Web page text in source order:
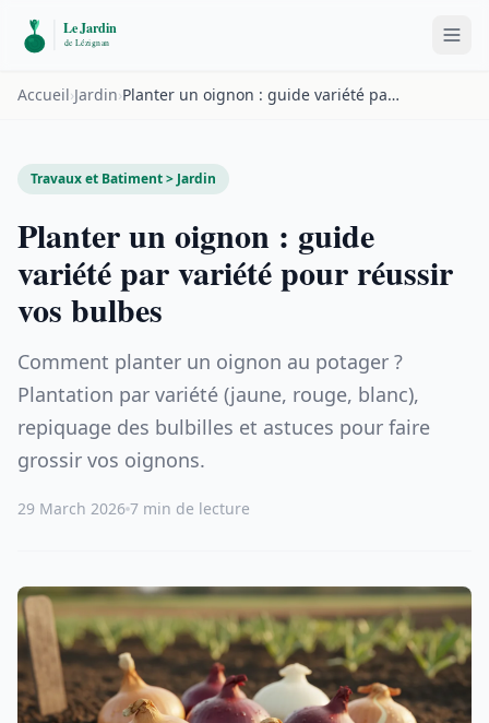
Accueil›Jardin› Planter un oignon : guide variété par variété pour réussir vos bulbes
Travaux et Batiment > Jardin
Planter un oignon : guide
variété par variété pour réussir
vos bulbes
Comment planter un oignon au potager ?
Plantation par variété (jaune, rouge, blanc),
repiquage des bulbilles et astuces pour faire
grossir vos oignons.
29 March 2026 7 min de lecture